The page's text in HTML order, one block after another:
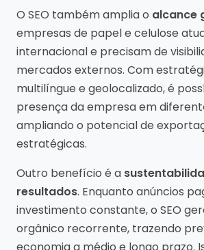
O SEO também amplia o alcance
empresas de papel e celulose
internacional e precisam de
mercados externos. Com
multilíngue e geolocalizado, é
presença da empresa em
ampliando o potencial de
estratégicas.
Outro benefício é a
resultados. Enquanto anúncios
investimento constante, o SEO
orgânico recorrente, trazendo